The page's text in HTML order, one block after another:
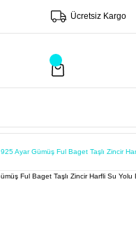
Ücretsiz Kargo
925 Ayar Gümüş Ful Baget Taşlı Zincir